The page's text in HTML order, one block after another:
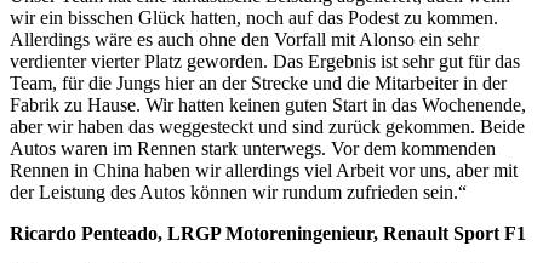
wir ein bisschen Glück hatten, noch auf das Podest zu kommen.
Allerdings wäre es auch ohne den Vorfall mit Alonso ein sehr
verdienter vierter Platz geworden. Das Ergebnis ist sehr gut für das
Team, für die Jungs hier an der Strecke und die Mitarbeiter in der
Fabrik zu Hause. Wir hatten keinen guten Start in das Wochenende,
aber wir haben das weggesteckt und sind zurück gekommen. Beide
Autos waren im Rennen stark unterwegs. Vor dem kommenden
Rennen in China haben wir allerdings viel Arbeit vor uns, aber mit
der Leistung des Autos können wir rundum zufrieden sein.“
Ricardo Penteado, LRGP Motoreningenieur, Renault Sport F1